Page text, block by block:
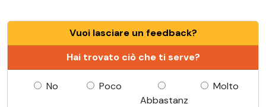
Vuoi lasciare un feedback?
Hai trovato ciò che ti serve?
No
Poco
Abbastanz
Molto